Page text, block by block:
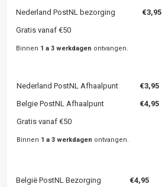
Nederland PostNL bezorging €3,95
Gratis vanaf €50
Binnen 1 a 3 werkdagen ontvangen.
Nederland PostNL Afhaalpunt €3,95
Belgie PostNL Afhaalpunt
€4,95
Gratis vanaf €50
Binnen 1 a 3 werkdagen ontvangen.
België PostNL Bezorging €4,95